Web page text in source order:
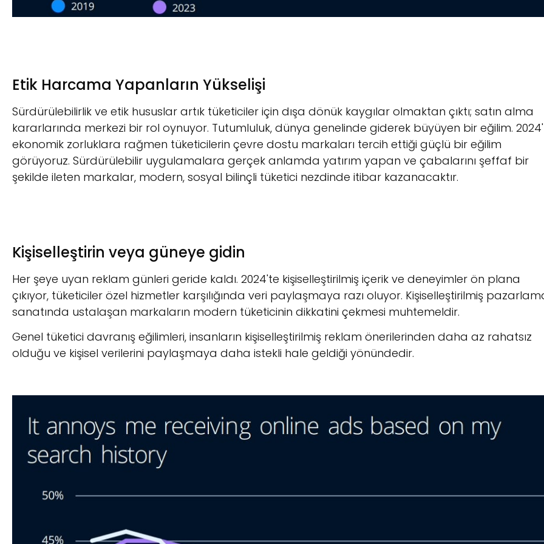
Etik Harcama Yapanların Yükselişi
Sürdürülebilirlik ve etik hususlar artık tüketiciler için dışa dönük kaygılar olmaktan çıktı; satın alma
kararlarında merkezi bir rol oynuyor. Tutumluluk, dünya genelinde giderek büyüyen bir eğilim.
ekonomik zorluklara rağmen tüketicilerin çevre dostu markaları tercih ettiği güçlü bir eğilim
görüyoruz. Sürdürülebilir uygulamalara gerçek anlamda yatırım yapan ve çabalarını şeffaf bir
şekilde ileten markalar, modern, sosyal bilinçli tüketici nezdinde itibar kazanacaktır.
Kişiselleştirin veya güneye gidin
Her şeye uyan reklam günleri geride kaldı. 2024'te kişiselleştirilmiş içerik ve deneyimler ön plana
çıkıyor, tüketiciler özel hizmetler karşılığında veri paylaşmaya razı oluyor. Kişiselleştirilmiş
sanatında ustalaşan markaların modern tüketicinin dikkatini çekmesi muhtemeldir.
Genel tüketici davranış eğilimleri, insanların kişiselleştirilmiş reklam önerilerinden daha az rahatsız
olduğu ve kişisel verilerini paylaşmaya daha istekli hale geldiği yönündedir.